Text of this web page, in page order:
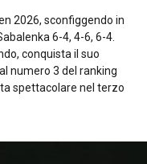
2026, sconfiggendo in
6-4, 4-6, 6-4.
conquista il suo
numero 3 del ranking
spettacolare nel terzo